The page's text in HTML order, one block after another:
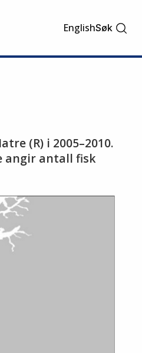
EnglishSøk
(R) i 2005–2010.
an­gir an­tall fisk